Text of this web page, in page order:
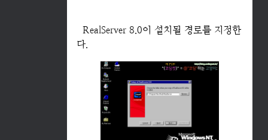
RealServer 8.0이 설치될 경로를 지정한
다.